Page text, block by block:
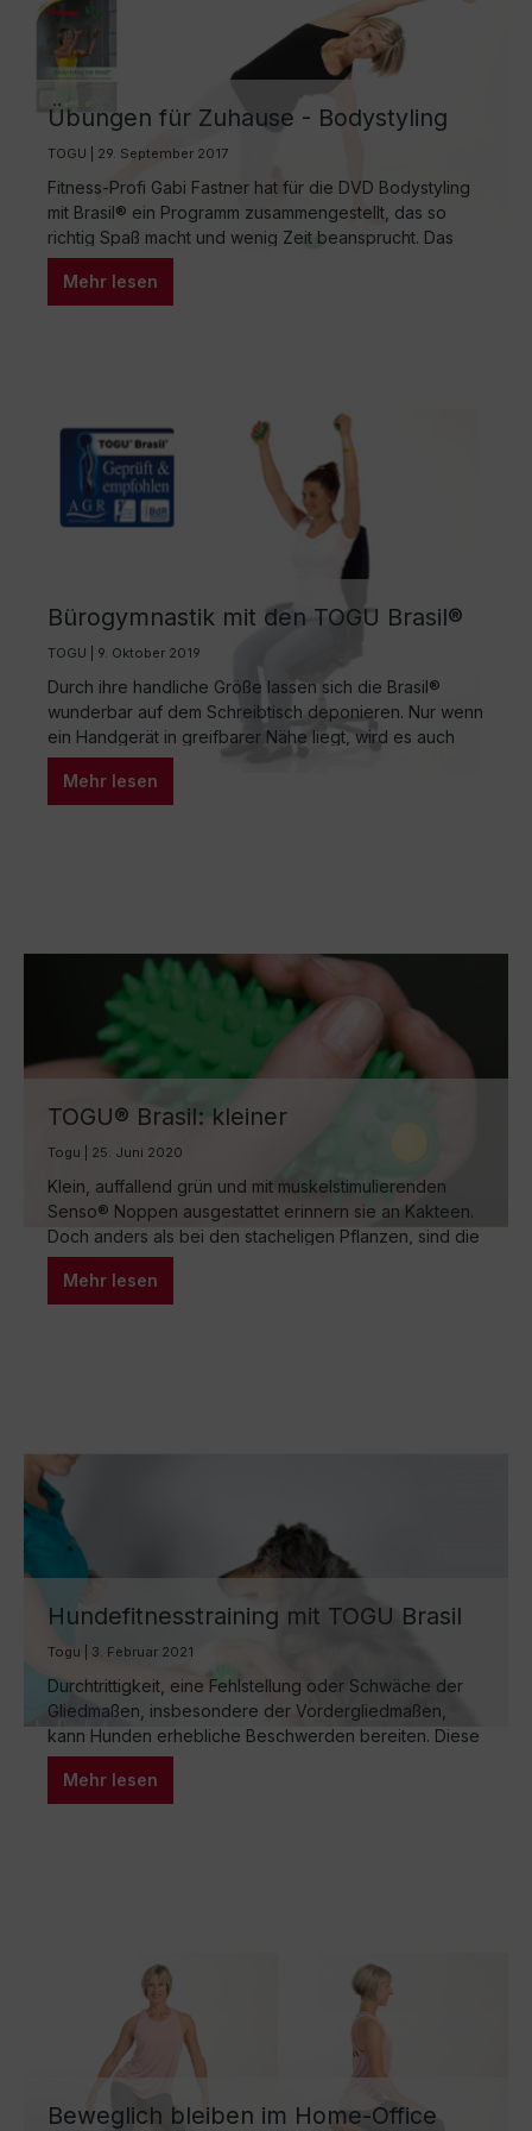
Übungen für Zuhause - Bodystyling
mit Brasil®
TOGU | 29. September 2017
Fitness-Profi Gabi Fastner hat für die DVD Bodystyling
mit Brasil® ein Programm zusammengestellt, das so
richtig Spaß macht und wenig Zeit beansprucht. Das
anspruchsvolle Training mit den Brasil® belebt den
Organismus, sorgt für mehr Fitness, stärkt die
Muskulatur rund um die Wirbelsäule, verbessert die
Mehr lesen
Bürogymnastik mit den TOGU Brasil®
TOGU | 9. Oktober 2019
Durch ihre handliche Größe lassen sich die Brasil®
wunderbar auf dem Schreibtisch deponieren. Nur wenn
ein Handgerät in greifbarer Nähe liegt, wird es auch
regelmäßig genutzt. Fragen Sie einmal sich selbst oder
Ihre Kursteilnehmer: Wie viele Geräte besitzen Sie, die
in irgendeine Ecke oder in einem Schrank verstaut
Mehr lesen
TOGU® Brasil: kleiner
Trainingsbegleiter mit „intelligenter
Füllung“
Togu | 25. Juni 2020
Klein, auffallend grün und mit muskelstimulierenden
Senso® Noppen ausgestattet erinnern sie an Kakteen.
Doch anders als bei den stacheligen Pflanzen, sind die
Brasil® dafür gedacht, dass Trainierende sie gerne in
den Händen halten. Aufgrund ihrer positiven Wirkung
auf die Tiefenmuskulatur von Brust, Bauch und Rücken,
Mehr lesen
Hundefitnesstraining mit TOGU Brasil
Handtrainer
Togu | 3. Februar 2021
Durchtrittigkeit, eine Fehlstellung oder Schwäche der
Gliedmaßen, insbesondere der Vordergliedmaßen,
kann Hunden erhebliche Beschwerden bereiten. Diese
Bedingung führt dazu, dass der Hund sein Gewicht
nicht gleichmäßig auf die Pfoten verteilen kann und
eine normale Haltung nur schwer beibehält. In diesem
Mehr lesen
Beweglich bleiben im Home-Office